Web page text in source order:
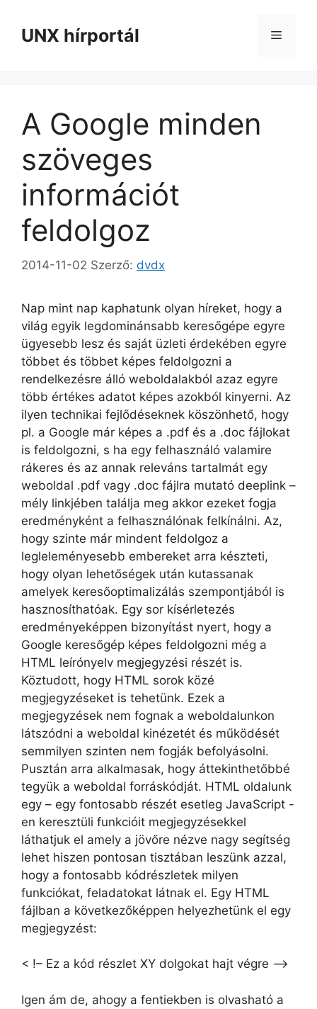
tartalomba
UNX hírportál Menü
A Google minden
szöveges
információt
feldolgoz
2014-11-02 Szerző: dvdx
Nap mint nap kaphatunk olyan híreket, hogy a
világ egyik legdominánsabb keresőgépe egyre
ügyesebb lesz és saját üzleti érdekében egyre
többet és többet képes feldolgozni a
rendelkezésre álló weboldalakból azaz egyre
több értékes adatot képes azokból kinyerni. Az
ilyen technikai fejlődéseknek köszönhető, hogy
pl. a Google már képes a .pdf és a .doc fájlokat
is feldolgozni, s ha egy felhasználó valamire
rákeres és az annak releváns tartalmát egy
weboldal .pdf vagy .doc fájlra mutató deeplink –
mély linkjében találja meg akkor ezeket fogja
eredményként a felhasználónak felkínálni. Az,
hogy szinte már mindent feldolgoz a
legleleményesebb embereket arra készteti,
hogy olyan lehetőségek után kutassanak
amelyek keresőoptimalizálás szempontjából is
hasznosíthatóak. Egy sor kísérletezés
eredményeképpen bizonyítást nyert, hogy a
Google keresőgép képes feldolgozni még a
HTML leírónyelv megjegyzési részét is.
Köztudott, hogy HTML sorok közé
megjegyzéseket is tehetünk. Ezek a
megjegyzések nem fognak a weboldalunkon
látszódni a weboldal kinézetét és működését
semmilyen szinten nem fogják befolyásolni.
Pusztán arra alkalmasak, hogy áttekinthetőbbé
tegyük a weboldal forráskódját. HTML oldalunk
egy – egy fontosabb részét esetleg JavaScript -
en keresztüli funkcióit megjegyzésekkel
láthatjuk el amely a jövőre nézve nagy segítség
lehet hiszen pontosan tisztában leszünk azzal,
hogy a fontosabb kódrészletek milyen
funkciókat, feladatokat látnak el. Egy HTML
fájlban a következőképpen helyezhetünk el egy
megjegyzést:
< !– Ez a kód részlet XY dolgokat hajt végre –>
Igen ám de, ahogy a fentiekben is olvasható a